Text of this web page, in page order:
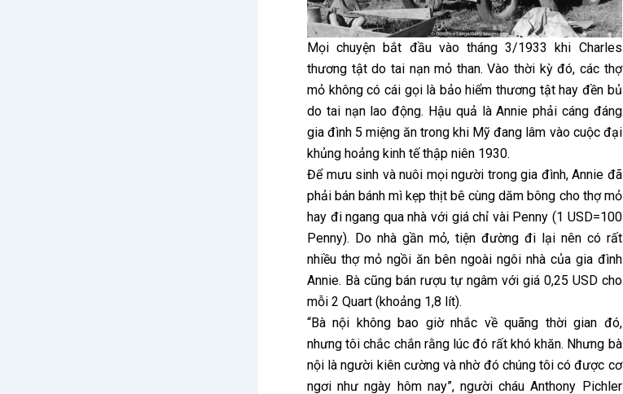
Mọi chuyện bắt đầu vào tháng 3/1933 khi Charles
thương tật do tai nạn mỏ than. Vào thời kỳ đó, các thợ
mỏ không có cái gọi là bảo hiểm thương tật hay đền bủ
do tai nạn lao động. Hậu quả là Annie phải cáng đáng
gia đình 5 miệng ăn trong khi Mỹ đang lâm vào cuộc đại
khủng hoảng kinh tế thập niên 1930.
Để mưu sinh và nuôi mọi người trong gia đình, Annie đã
phải bán bánh mì kẹp thịt bê cùng dăm bông cho thợ mỏ
hay đi ngang qua nhà với giá chỉ vài Penny (1 USD=100
Penny). Do nhà gần mỏ, tiện đường đi lại nên có rất
nhiều thợ mỏ ngồi ăn bên ngoài ngôi nhà của gia đình
Annie. Bà cũng bán rượu tự ngâm với giá 0,25 USD cho
mỗi 2 Quart (khoảng 1,8 lít).
“Bà nội không bao giờ nhắc về quãng thời gian đó,
nhưng tôi chắc chắn rằng lúc đó rất khó khăn. Nhưng bà
nội là người kiên cường và nhờ đó chúng tôi có được cơ
ngơi như ngày hôm nay”, người cháu Anthony Pichler